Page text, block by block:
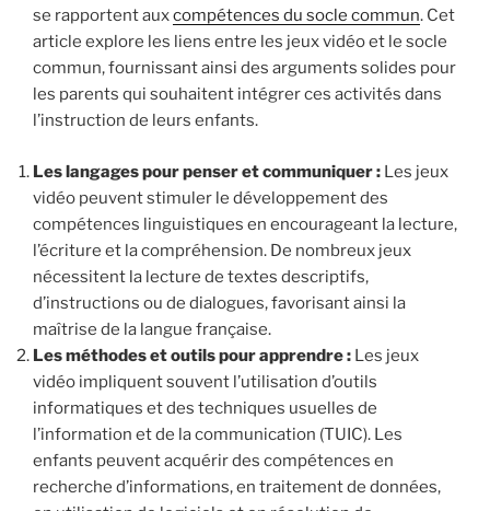
se rapportent auxcompétences du socle commun. Cet
article explore les liens entre les jeux vidéo et le socle
commun, fournissant ainsi des arguments solides pour
les parents qui souhaitent intégrer ces activités dans
l’instruction de leurs enfants.
Les langages pour penser et communiquer : Les jeux
vidéo peuvent stimuler le développement des
compétences linguistiques en encourageant la lecture,
l’écriture et la compréhension. De nombreux jeux
nécessitent la lecture de textes descriptifs,
d’instructions ou de dialogues, favorisant ainsi la
maîtrise de la langue française.
Les méthodes et outils pour apprendre : Les jeux
vidéo impliquent souvent l’utilisation d’outils
informatiques et des techniques usuelles de
l’information et de la communication (TUIC). Les
enfants peuvent acquérir des compétences en
recherche d’informations, en traitement de données,